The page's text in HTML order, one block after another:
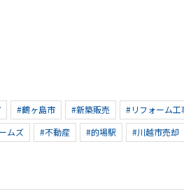
#鶴ヶ島市 #新築販売 #リフォーム工
ムズ #不動産 #的場駅 #川越市売却